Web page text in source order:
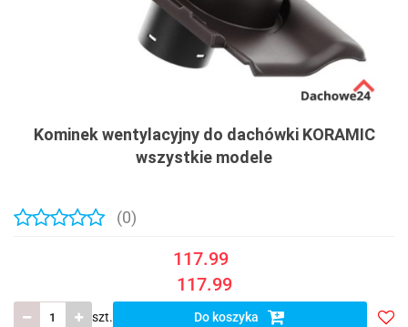
Kominek wentylacyjny do dachówki KORAMIC
wszystkie modele
(0)
117.99
117.99
szt. Do koszyka